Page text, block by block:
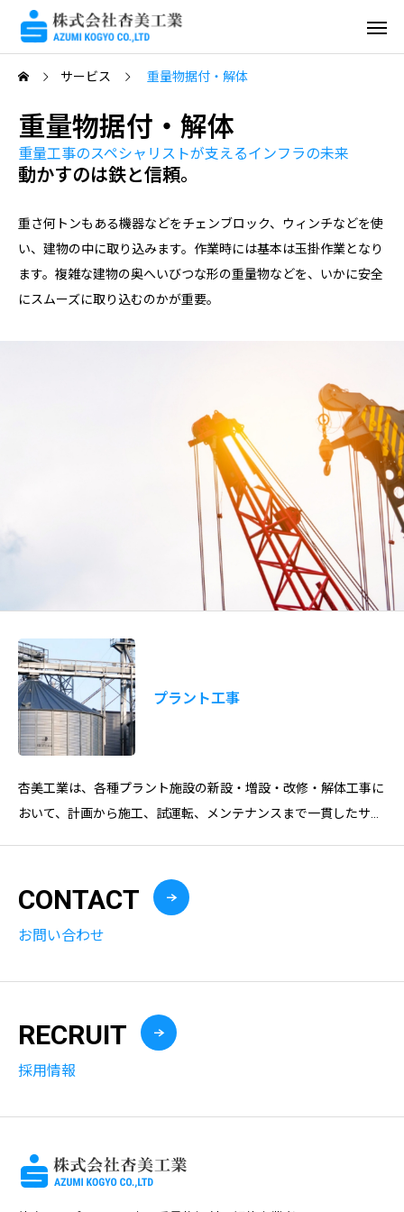
サービス 重量物据付・解体
重量物据付・解体
重量工事のスペシャリストが支えるインフラの未来
動かすのは鉄と信頼。
重さ何トンもある機器などをチェンブロック、ウィンチなどを使
い、建物の中に取り込みます。作業時には基本は玉掛作業となり
ます。複雑な建物の奥へいびつな形の重量物などを、いかに安全
にスムーズに取り込むのかが重要。
プラント工事
杏美工業は、各種プラント施設の新設・増設・改修・解体工事に
おいて、計画から施工、試運転、メンテナンスまで一貫したサー
CONTACT
お問い合わせ
RECRUIT
採用情報